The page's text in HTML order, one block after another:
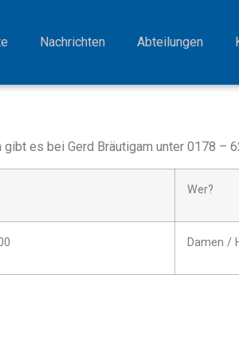
Nachrichten Abteilungen
gibt es bei Gerd Bräutigam unter 0178 –
Wer?
Damen /